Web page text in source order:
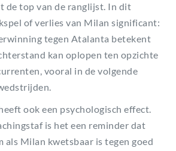
de top van de ranglijst. In dit
of verlies van Milan significant:
tegen Atalanta betekent
kan oplopen ten opzichte
vooral in de volgende
ook een psychologisch effect.
is het een reminder dat
als Milan kwetsbaar is tegen goed